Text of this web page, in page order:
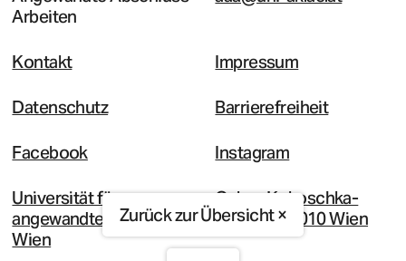
Zurück zur Übersicht ×
Arbeiten
Kontakt Impressum
Datenschutz Barrierefreiheit
Facebook Instagram
Universität für
angewandte Kunst
Wien
Oskar-Kokoschka-
Platz 2, A-1010 Wien